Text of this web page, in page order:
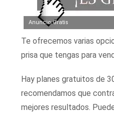
Anuncio Gratis
Te ofrecemos varias
prisa que tengas para
Hay planes gratuitos de
recomendamos que
mejores resultados.